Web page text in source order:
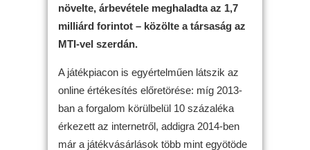
növelte, árbevétele meghaladta az 1,7
milliárd forintot – közölte a társaság az
MTI-vel szerdán.
A játékpiacon is egyértelműen látszik az
online értékesítés előretörése: míg 2013-
ban a forgalom körülbelül 10 százaléka
érkezett az internetről, addigra 2014-ben
már a játékvásárlások több mint egyötöde